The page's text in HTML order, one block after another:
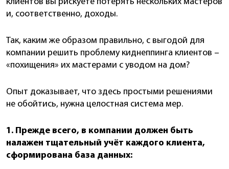
и, соответственно, доходы.
Так, каким же образом правильно, с выгодой для
компании решить проблему киднеппинга клиентов –
«похищения» их мастерами с уводом на дом?
Опыт доказывает, что здесь простыми решениями
не обойтись, нужна целостная система мер.
1. Прежде всего, в компании должен быть
налажен тщательный учёт каждого клиента,
сформирована база данных: